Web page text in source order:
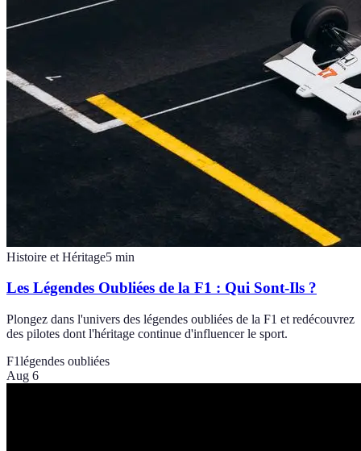
Histoire et Héritage5 min
Les Légendes Oubliées de la F1 : Qui Sont-Ils ?
Plongez dans l'univers des légendes oubliées de la F1 et redécouvrez
des pilotes dont l'héritage continue d'influencer le sport.
F1légendes oubliées
Aug 6